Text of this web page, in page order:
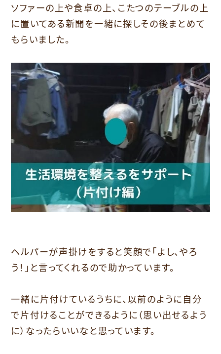
ソファーの上や食卓の上、こたつのテーブルの上
に置いてある新聞を一緒に探しその後まとめて
もらいました。
ヘルパーが声掛けをすると笑顔で「よし、やろ
う！」と言ってくれるので助かっています。
一緒に片付けているうちに、以前のように自分
で片付けることができるように（思い出せるよう
に）なったらいいなと思っています。